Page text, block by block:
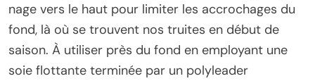
nage vers le haut pour limiter les accrochages du
fond, là où se trouvent nos truites en début de
saison. À utiliser près du fond en employant une
soie flottante terminée par un polyleader